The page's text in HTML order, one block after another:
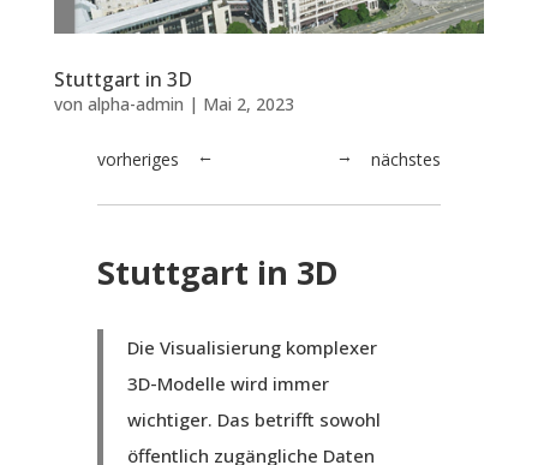
Stuttgart in 3D
von alpha-admin | Mai 2, 2023
← nächstes
vorheriges →
Stuttgart in 3D
Die Visualisierung komplexer
3D-Modelle wird immer
wichtiger. Das betrifft sowohl
öffentlich zugängliche Daten